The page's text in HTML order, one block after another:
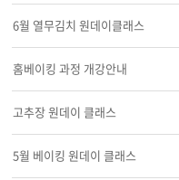
6월 열무김치 원데이클래스
홈베이킹 과정 개강안내
고추장 원데이 클래스
5월 베이킹 원데이 클래스